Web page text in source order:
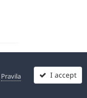
Pravila
I accept